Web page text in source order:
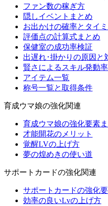
ファン数の稼ぎ方
隠しイベントまとめ
お出かけの確率とタイ
評価点の計算式まとめ
保健室の成功率検証
出遅れ･掛かりの原因と
賢さによるスキル発動
アイテム一覧
称号一覧と取得条件
育成ウマ娘の強化関連
育成ウマ娘の強化要素
才能開花のメリット
覚醒LVの上げ方
夢の煌めきの使い道
サポートカードの強化関連
サポートカードの強化
効率の良いLvの上げ方